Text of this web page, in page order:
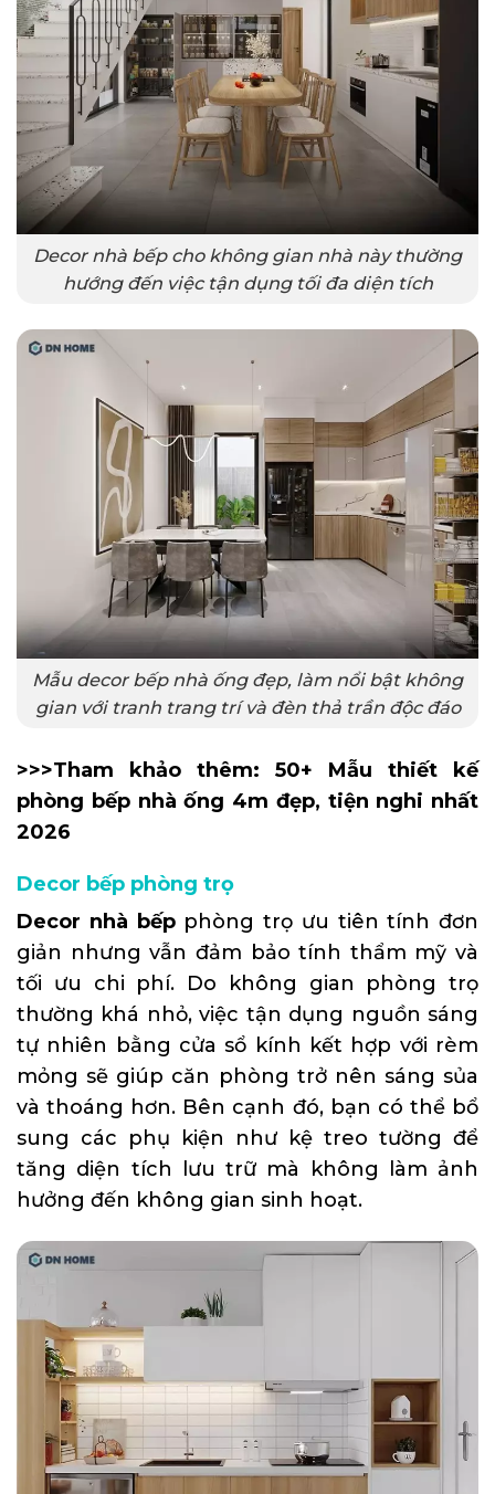
Decor nhà bếp cho không gian nhà này thường
hướng đến việc tận dụng tối đa diện tích
Mẫu decor bếp nhà ống đẹp, làm nổi bật không
gian với tranh trang trí và đèn thả trần độc đáo
>>>Tham khảo thêm: 50+ Mẫu thiết kế
phòng bếp nhà ống 4m đẹp, tiện nghi nhất
2026
Decor bếp phòng trọ
Decor nhà bếpphòng trọ ưu tiên tính đơn
giản nhưng vẫn đảm bảo tính thẩm mỹ và
tối ưu chi phí. Do không gian phòng trọ
thường khá nhỏ, việc tận dụng nguồn sáng
tự nhiên bằng cửa sổ kính kết hợp với rèm
mỏng sẽ giúp căn phòng trở nên sáng sủa
và thoáng hơn. Bên cạnh đó, bạn có thể bổ
sung các phụ kiện như kệ treo tường để
tăng diện tích lưu trữ mà không làm ảnh
hưởng đến không gian sinh hoạt.